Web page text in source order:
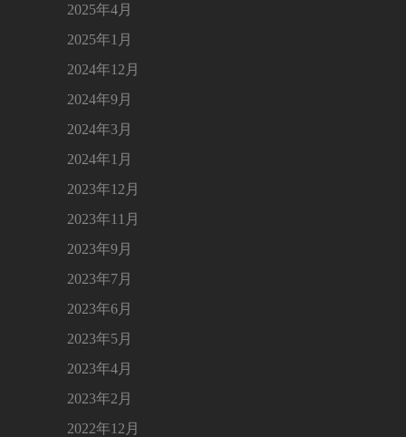
2025年4月
2025年1月
2024年12月
2024年9月
2024年3月
2024年1月
2023年12月
2023年11月
2023年9月
2023年7月
2023年6月
2023年5月
2023年4月
2023年2月
2022年12月